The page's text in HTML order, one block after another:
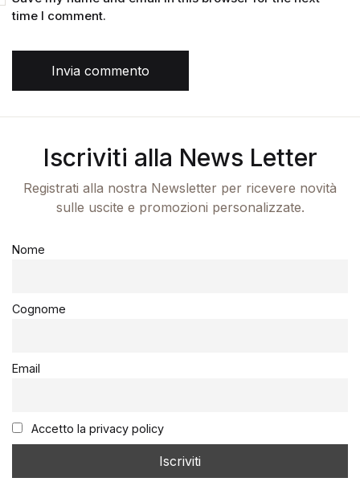
time I comment.
Invia commento
Iscriviti alla News Letter
Registrati alla nostra Newsletter per ricevere novità
sulle uscite e promozioni personalizzate.
Nome
Cognome
Email
Accetto la privacy policy